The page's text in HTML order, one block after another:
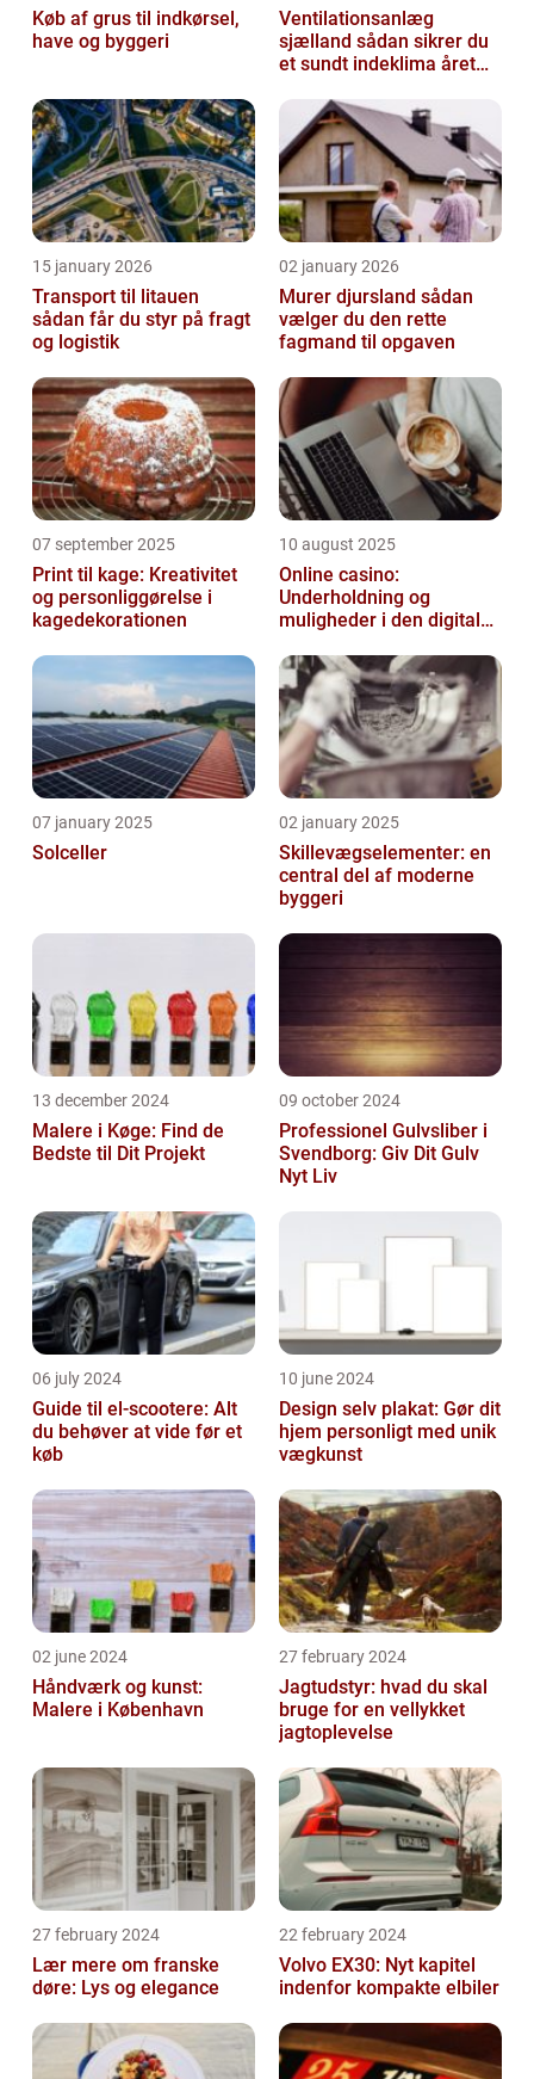
Køb af grus til indkørsel,
have og byggeri
Ventilationsanlæg
sjælland sådan sikrer du
et sundt indeklima året
15 january 2026
Transport til litauen
sådan får du styr på fragt
og logistik
02 january 2026
Murer djursland sådan
vælger du den rette
fagmand til opgaven
07 september 2025
Print til kage: Kreativitet
og personliggørelse i
kagedekorationen
10 august 2025
Online casino:
Underholdning og
muligheder i den digitale
07 january 2025
Solceller
02 january 2025
Skillevægselementer: en
central del af moderne
byggeri
13 december 2024
Malere i Køge: Find de
Bedste til Dit Projekt
09 october 2024
Professionel Gulvsliber i
Svendborg: Giv Dit Gulv
Nyt Liv
06 july 2024
Guide til el-scootere: Alt
du behøver at vide før et
køb
10 june 2024
Design selv plakat: Gør dit
hjem personligt med unik
vægkunst
02 june 2024
Håndværk og kunst:
Malere i København
27 february 2024
Jagtudstyr: hvad du skal
bruge for en vellykket
jagtoplevelse
27 february 2024
Lær mere om franske
døre: Lys og elegance
22 february 2024
Volvo EX30: Nyt kapitel
indenfor kompakte elbiler